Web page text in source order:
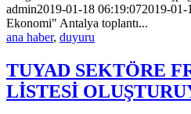
admin2019-01-18 06:19:072019-01-
Ekonomi" Antalya toplantı...
ana haber, duyuru
TUYAD SEKTÖRE
LİSTESİ